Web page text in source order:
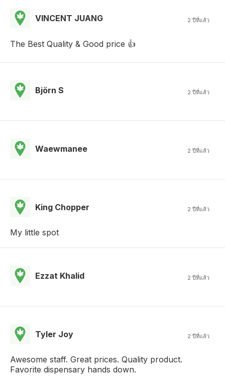
VINCENT JUANG 2 ปีที่แล้ว
The Best Quality & Good price 👍
Björn S 2 ปีที่แล้ว
Waewmanee 2 ปีที่แล้ว
King Chopper 2 ปีที่แล้ว
My little spot
Ezzat Khalid 2 ปีที่แล้ว
Tyler Joy 2 ปีที่แล้ว
Awesome staff. Great prices. Quality product.
Favorite dispensary hands down.